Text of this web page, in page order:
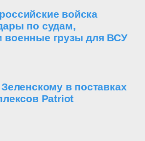
войска
по судам,
военные грузы для ВСУ
в поставках
Patriot